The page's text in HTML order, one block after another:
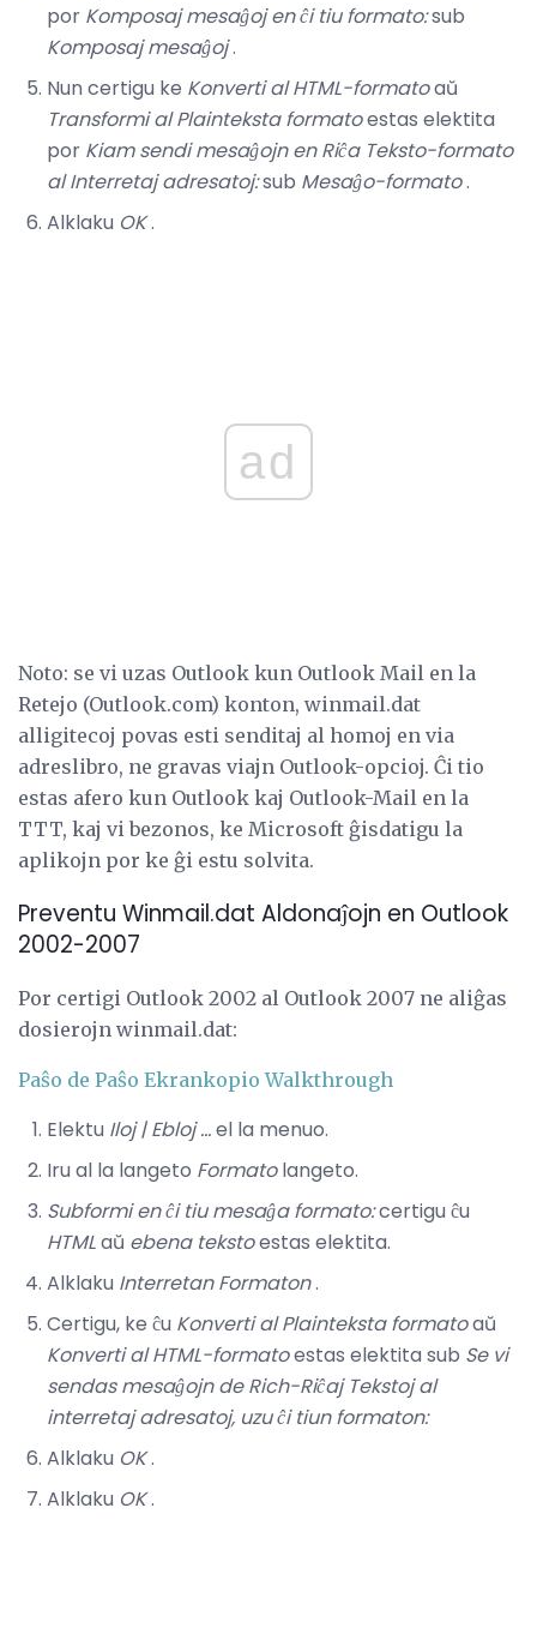
por Komposaj mesaĝoj en ĉi tiu formato:sub
Komposaj mesaĝoj.
Nun certigu ke Konverti al HTML-formatoaŭ
Transformi al Plainteksta formatoestas elektita
por Kiam sendi mesaĝojn en Riĉa Teksto-formato
al Interretaj adresatoj:sub Mesaĝo-formato.
Alklaku OK.
ad
Noto: se vi uzas Outlook kun Outlook Mail en la
Retejo (Outlook.com) konton, winmail.dat
alligitecoj povas esti senditaj al homoj en via
adreslibro, ne gravas viajn Outlook-opcioj. Ĉi tio
estas afero kun Outlook kaj Outlook-Mail en la
TTT, kaj vi bezonos, ke Microsoft ĝisdatigu la
aplikojn por ke ĝi estu solvita.
Preventu Winmail.dat Aldonaĵojn en Outlook
2002-2007
Por certigi Outlook 2002 al Outlook 2007 ne aliĝas
dosierojn winmail.dat:
Paŝo de Paŝo Ekrankopio Walkthrough
Elektu Iloj | Ebloj ...el la menuo.
Iru al la langeto Formatolangeto.
Subformi en ĉi tiu mesaĝa formato:certigu ĉu
HTMLaŭ ebena tekstoestas elektita.
Alklaku Interretan Formaton.
Certigu, ke ĉu Konverti al Plainteksta formatoaŭ
Konverti al HTML-formatoestas elektita sub Se vi
sendas mesaĝojn de Rich-Riĉaj Tekstoj al
interretaj adresatoj, uzu ĉi tiun formaton:
Alklaku OK.
Alklaku OK.